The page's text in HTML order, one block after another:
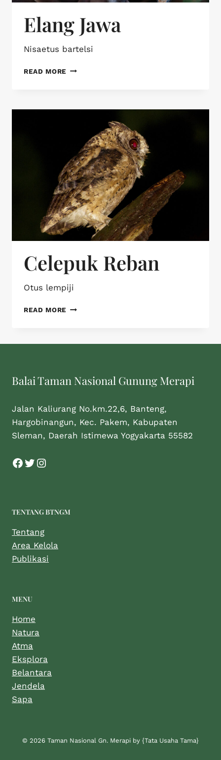
Elang Jawa
Nisaetus bartelsi
READ MORE
Celepuk Reban
Otus lempiji
READ MORE
Balai Taman Nasional Gunung Merapi
Jalan Kaliurang No.km.22,6, Banteng,
Hargobinangun, Kec. Pakem, Kabupaten
Sleman, Daerah Istimewa Yogyakarta 55582
TENTANG BTNGM
Tentang
Area Kelola
Publikasi
MENU
Home
Natura
Atma
Eksplora
Belantara
Jendela
Sapa
© 2026 Taman Nasional Gn. Merapi by {Tata Usaha Tama}